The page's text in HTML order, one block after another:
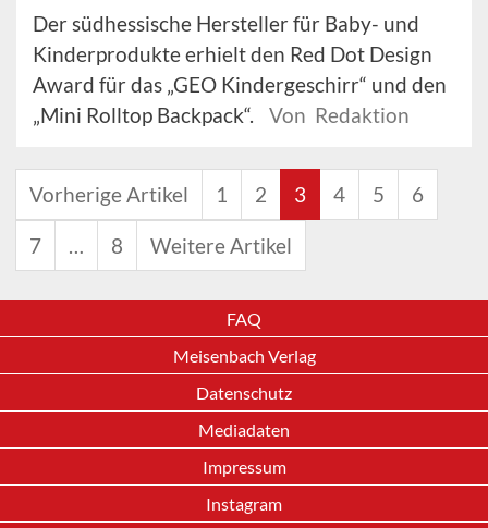
Der südhessische Hersteller für Baby- und
Kinderprodukte erhielt den Red Dot Design
Award für das „GEO Kindergeschirr“ und den
„Mini Rolltop Backpack“.
Von Redaktion
Vorherige Artikel 1 2 3 4 5 6
7 … 8 Weitere Artikel
FAQ
Meisenbach Verlag
Datenschutz
Mediadaten
Impressum
Instagram